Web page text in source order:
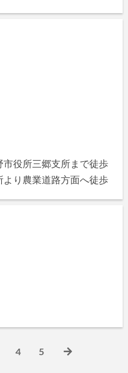
役所三郷支所まで徒歩
より農業道路方面へ徒歩
4 5